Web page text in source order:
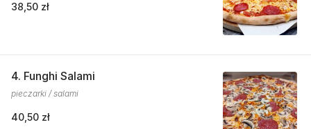
38,50 zł
4. Funghi Salami
pieczarki / salami
40,50 zł